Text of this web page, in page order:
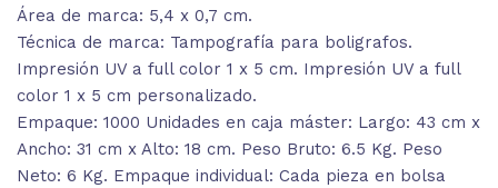
Área de marca: 5,4 x 0,7 cm.
Técnica de marca: Tampografía para boligrafos.
Impresión UV a full color 1 x 5 cm. Impresión UV a full
color 1 x 5 cm personalizado.
Empaque: 1000 Unidades en caja máster: Largo: 43 cm x
Ancho: 31 cm x Alto: 18 cm. Peso Bruto: 6.5 Kg. Peso
Neto: 6 Kg. Empaque individual: Cada pieza en bolsa